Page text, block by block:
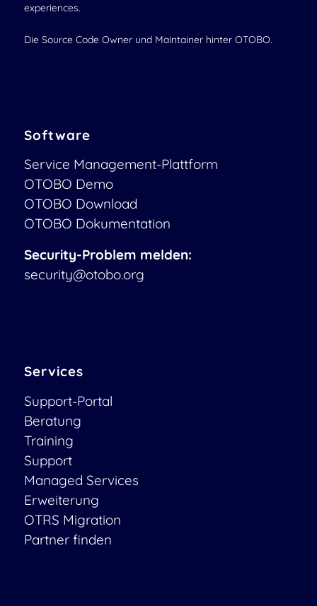
experiences.
Die Source Code Owner und Maintainer hinter OTOBO.
Software
Service Management-Plattform
OTOBO Demo
OTOBO Download
OTOBO Dokumentation
Security-Problem melden:
security@otobo.org
Services
Support-Portal
Beratung
Training
Support
Managed Services
Erweiterung
OTRS Migration
Partner finden